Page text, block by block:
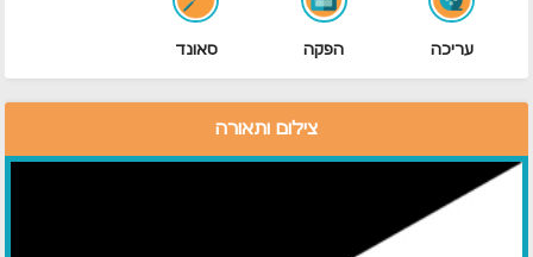
עריכה הפקה סאונד
צילום ותאורה